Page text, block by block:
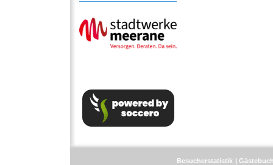
Besucherstatistik